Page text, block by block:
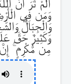
وَمَن فِي
وَالْجِبَالُ
وَكَثِيرٌ حَقَّ
مِن مُّكْرِمٍۚ